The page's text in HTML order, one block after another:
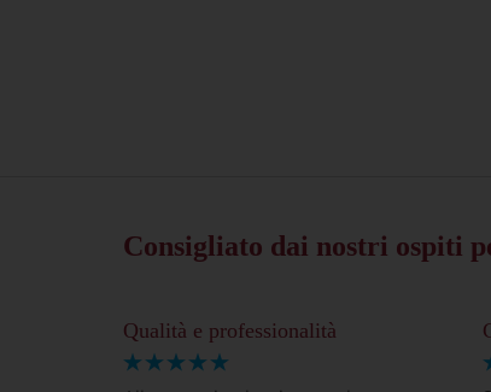
Consigliato dai nostri ospiti
Qualità e professionalità